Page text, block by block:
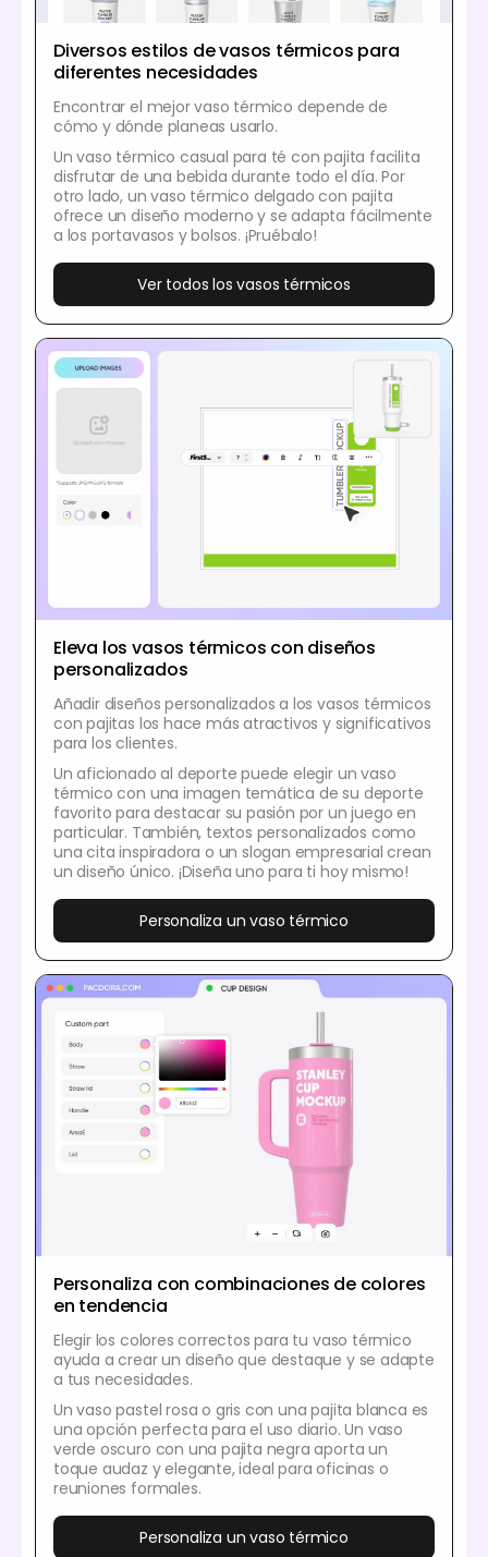
Diversos estilos de vasos térmicos para
diferentes necesidades
Encontrar el mejor vaso térmico depende de
cómo y dónde planeas usarlo.
Un vaso térmico casual para té con pajita facilita
disfrutar de una bebida durante todo el día. Por
otro lado, un vaso térmico delgado con pajita
ofrece un diseño moderno y se adapta fácilmente
a los portavasos y bolsos. ¡Pruébalo!
Ver todos los vasos térmicos
Eleva los vasos térmicos con diseños
personalizados
Añadir diseños personalizados a los vasos térmicos
con pajitas los hace más atractivos y significativos
para los clientes.
Un aficionado al deporte puede elegir un vaso
térmico con una imagen temática de su deporte
favorito para destacar su pasión por un juego en
particular. También, textos personalizados como
una cita inspiradora o un slogan empresarial crean
un diseño único. ¡Diseña uno para ti hoy mismo!
Personaliza un vaso térmico
Personaliza con combinaciones de colores
en tendencia
Elegir los colores correctos para tu vaso térmico
ayuda a crear un diseño que destaque y se adapte
a tus necesidades.
Un vaso pastel rosa o gris con una pajita blanca es
una opción perfecta para el uso diario. Un vaso
verde oscuro con una pajita negra aporta un
toque audaz y elegante, ideal para oficinas o
reuniones formales.
Personaliza un vaso térmico